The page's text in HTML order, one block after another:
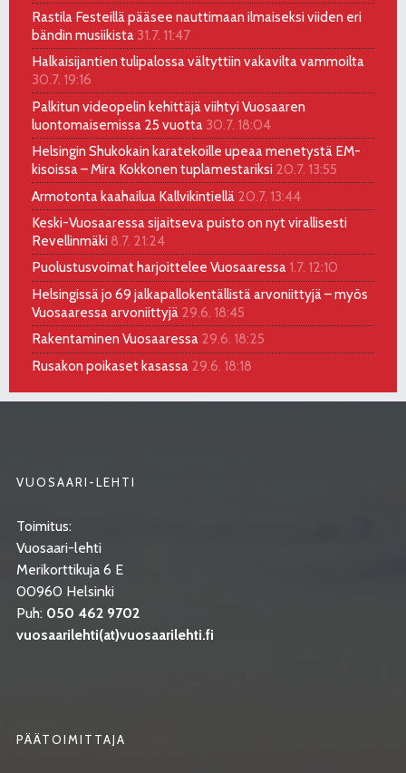
Rastila Festeillä pääsee nauttimaan ilmaiseksi viiden eri
bändin musiikista 31.7. 11:47
Halkaisijantien tulipalossa vältyttiin vakavilta vammoilta
30.7. 19:16
Palkitun videopelin kehittäjä viihtyi Vuosaaren
luontomaisemissa 25 vuotta 30.7. 18:04
Helsingin Shukokain karatekoille upeaa menetystä EM-
kisoissa – Mira Kokkonen tuplamestariksi 20.7. 13:55
Armotonta kaahailua Kallvikintiellä 20.7. 13:44
Keski-Vuosaaressa sijaitseva puisto on nyt virallisesti
Revellinmäki 8.7. 21:24
Puolustusvoimat harjoittelee Vuosaaressa 1.7. 12:10
Helsingissä jo 69 jalkapallokentällistä arvoniittyjä – myös
Vuosaaressa arvoniittyjä 29.6. 18:45
Rakentaminen Vuosaaressa 29.6. 18:25
Rusakon poikaset kasassa 29.6. 18:18
VUOSAARI-LEHTI
Toimitus:
Vuosaari-lehti
Merikorttikuja 6 E
00960 Helsinki
Puh: 050 462 9702
vuosaarilehti(at)vuosaarilehti.fi
PÄÄTOIMITTAJA